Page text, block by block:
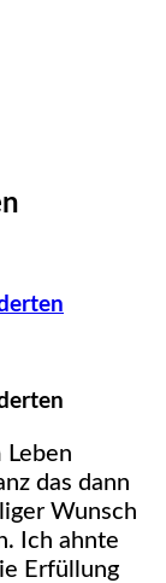
Leben
das dann
Wunsch
Ich ahnte
Erfüllung